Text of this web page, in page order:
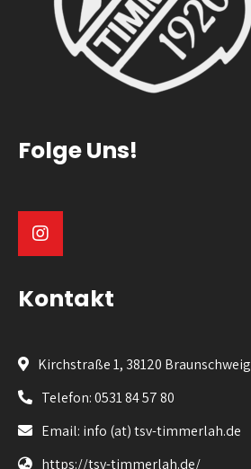
Folge Uns!
Kontakt
Kirchstraße 1, 38120 Braunschweig
Telefon: 0531 84 57 80
Email: info (at) tsv-timmerlah.de
https://tsv-timmerlah.de/